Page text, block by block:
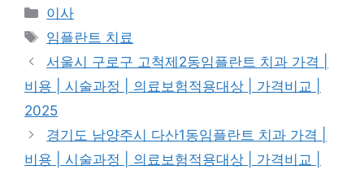
카
테
고
리
이사
태
그
임플란트 치료
서울시 구로구 고척제2동임플란트 치과 가격 |
비용 | 시술과정 | 의료보험적용대상 | 가격비교 |
2025
경기도 남양주시 다산1동임플란트 치과 가격 |
비용 | 시술과정 | 의료보험적용대상 | 가격비교 |